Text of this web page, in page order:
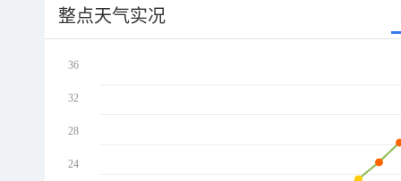
整点天气实况
36
32
28
24